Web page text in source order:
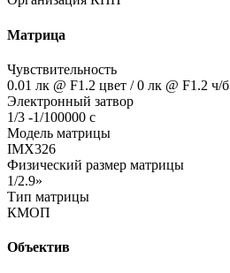
Матрица
Чувствительность
0.01 лк @ F1.2 цвет / 0 лк @ F1.2 ч/б
Электронный затвор
1/3 -1/100000 с
Модель матрицы
IMX326
Физический размер матрицы
1/2.9»
Тип матрицы
КМОП
Объектив